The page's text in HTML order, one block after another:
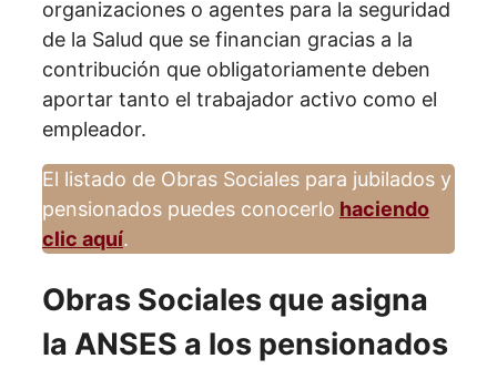
organizaciones o agentes para la seguridad
de la Salud que se financian gracias a la
contribución que obligatoriamente deben
aportar tanto el trabajador activo como el
empleador.
El listado de Obras Sociales para jubilados y
pensionados puedes conocerlo haciendo
clic aquí.
Obras Sociales que asigna
la ANSES a los pensionados